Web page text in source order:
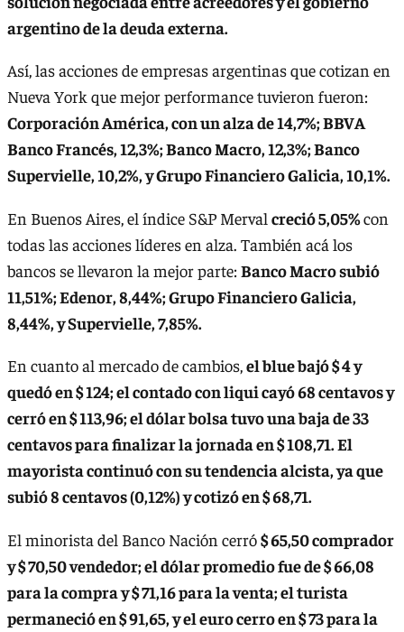
argentino de la deuda externa.
Así, las acciones de empresas argentinas que cotizan en
Nueva York que mejor performance tuvieron fueron:
Corporación América, con un alza de 14,7%; BBVA
Banco Francés, 12,3%; Banco Macro, 12,3%; Banco
Supervielle, 10,2%, y Grupo Financiero Galicia, 10,1%.
En Buenos Aires, el índice S&P Merval creció 5,05%con
todas las acciones líderes en alza. También acá los
bancos se llevaron la mejor parte:Banco Macro subió
11,51%; Edenor, 8,44%; Grupo Financiero Galicia,
8,44%, y Supervielle, 7,85%.
En cuanto al mercado de cambios,el blue bajó $ 4 y
quedó en $ 124; el contado con liqui cayó 68 centavos y
cerró en $ 113,96; el dólar bolsa tuvo una baja de 33
centavos para finalizar la jornada en $ 108,71. El
mayorista continuó con su tendencia alcista, ya que
subió 8 centavos (0,12%) y cotizó en $ 68,71.
El minorista del Banco Nación cerró$ 65,50 comprador
y $ 70,50 vendedor; el dólar promedio fue de $ 66,08
para la compra y $ 71,16 para la venta; el turista
permaneció en $ 91,65, y el euro cerro en $ 73 para la